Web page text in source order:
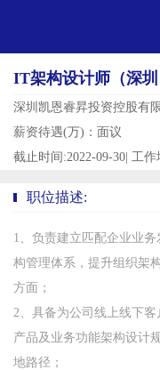
IT架构设计师（深圳
深圳凯恩睿昇投资控股有
薪资待遇(万)：面议
截止时间:2022-09-30 工作
职位描述:
1、负责建立匹配企业业
构管理体系，提升组织架
方面；
2、具备为公司线上线下
产品及业务功能架构设计
地路径；